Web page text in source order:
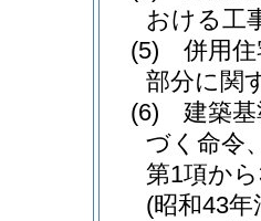
おける工
(5)
併用
部分に関
(6)
建築
づく命令
第1項か
(昭和43